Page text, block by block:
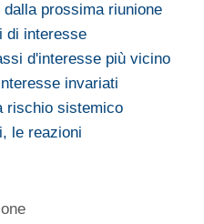
prossima riunione
di interesse
d'interesse più vicino
invariati
rischio sistemico
le reazioni